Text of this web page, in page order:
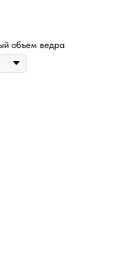
объем ведра